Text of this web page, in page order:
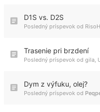
D1S vs. D2S
Posledný príspevok od RisoH
Trasenie pri brzdení
Posledný príspevok od gila
Dym z výfuku, olej?
Posledný príspevok od